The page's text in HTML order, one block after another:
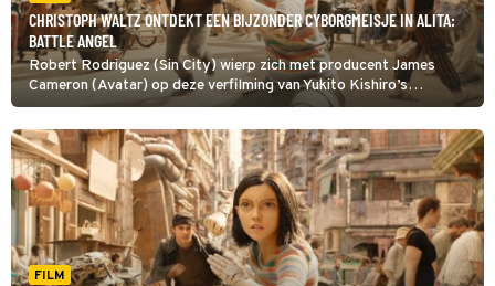
CHRISTOPH WALTZ ONTDEKT EEN BIJZONDER CYBORGMEISJE IN ALITA:
BATTLE ANGEL
Robert Rodriguez (Sin City) wierp zich met producent James
Cameron (Avatar) op deze verfilming van Yukito Kishiro’s
populaire Japanse cyberpunkmanga Alita: Battle Angel.
FILM